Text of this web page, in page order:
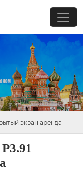
экран аренда